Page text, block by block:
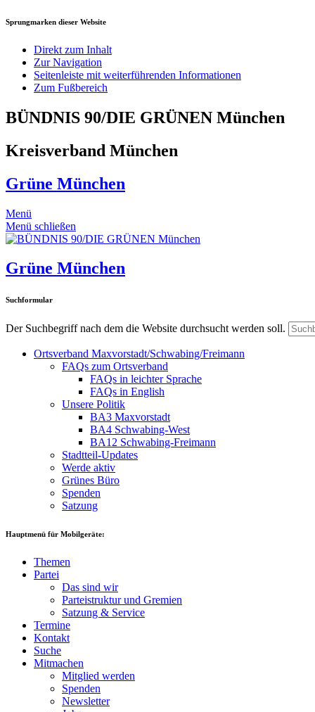
Sprungmarken dieser Website
Direkt zum Inhalt
Zur Navigation
Seitenleiste mit weiterführenden Informationen
Zum Fußbereich
BÜNDNIS 90/DIE GRÜNEN München
Kreisverband München
Grüne München
Menü
Menü schließen
Grüne München
Suchformular
Der Suchbegriff nach dem die Website durchsucht werden soll.
Ortsverband Maxvorstadt/Schwabing/Freimann
FAQs zum Ortsverband
FAQs in leichter Sprache
FAQs in English
Unsere Politik
BA3 Maxvorstadt
BA4 Schwabing-West
BA12 Schwabing-Freimann
Stadtteil-Updates
Werde aktiv
Grünes Büro
Spenden
Satzung
Hauptmenü für Mobilgeräte:
Themen
Partei
Das sind wir
Parteistruktur und Gremien
Satzung & Service
Termine
Kontakt
Suche
Mitmachen
Mitglied werden
Spenden
Newsletter